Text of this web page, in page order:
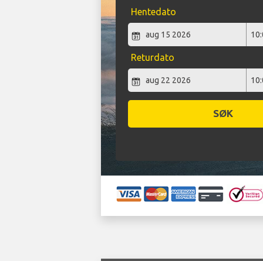
Hentedato
Returdato
SØK